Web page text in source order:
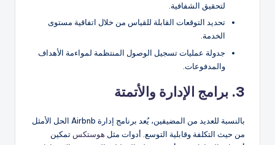
لتحقيق الشفافية.
تحديد التوقعات القابلة للقياس من خلال اتفاقية مستوى
الخدمة.
جدولة عمليات تسجيل الوصول المنتظمة لمواءمة الأهداف
والمدفوعات.
3. برامج الإدارة والأتمتة
بالنسبة للعديد من المضيفين، يُعد برنامج إدارة Airbnb الحل الأمثل
من حيث التكلفة وقابلية التوسع. أدوات مثل هوستكس تمكين